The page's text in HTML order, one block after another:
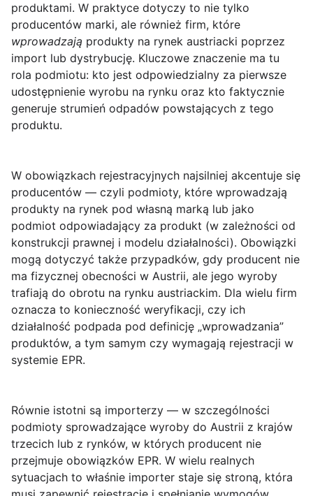
produktami. W praktyce dotyczy to nie tylko
producentów marki, ale również firm, które
wprowadzają produkty na rynek austriacki poprzez
import lub dystrybucję. Kluczowe znaczenie ma tu
rola podmiotu: kto jest odpowiedzialny za pierwsze
udostępnienie wyrobu na rynku oraz kto faktycznie
generuje strumień odpadów powstających z tego
produktu.
W obowiązkach rejestracyjnych najsilniej akcentuje się
producentów — czyli podmioty, które wprowadzają
produkty na rynek pod własną marką lub jako
podmiot odpowiadający za produkt (w zależności od
konstrukcji prawnej i modelu działalności). Obowiązki
mogą dotyczyć także przypadków, gdy producent nie
ma fizycznej obecności w Austrii, ale jego wyroby
trafiają do obrotu na rynku austriackim. Dla wielu firm
oznacza to konieczność weryfikacji, czy ich
działalność podpada pod definicję „wprowadzania”
produktów, a tym samym czy wymagają rejestracji w
systemie EPR.
Równie istotni są importerzy — w szczególności
podmioty sprowadzające wyroby do Austrii z krajów
trzecich lub z rynków, w których producent nie
przejmuje obowiązków EPR. W wielu realnych
sytuacjach to właśnie importer staje się stroną, która